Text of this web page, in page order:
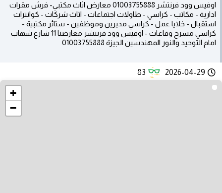
اوفيس وود فرنتشر 01003755888 معارض اثاث مكتبي- فرش مقرات
ادارية - مكاتب - كراسي - طاولات اجتماعات - اثاث شركات - كوانترات
استقبال - خلايا عمل - كراسي مديرين وموظفين - ستائر مكتبية -
كراسي مسرح وقاعات - اوفيس وود فرنتشر معارضنا 11 شارع شهاب
امام التوحيد والنور المهندسين الجيزة 01003755888
2026-04-29
83
+
−